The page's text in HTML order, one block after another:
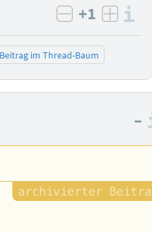
negativ
+1
Beitrag im Thread-Baum
–